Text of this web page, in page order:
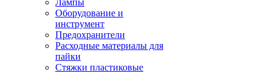
Лампы
Оборудование и
инструмент
Предохранители
Расходные материалы для
пайки
Стяжки пластиковые